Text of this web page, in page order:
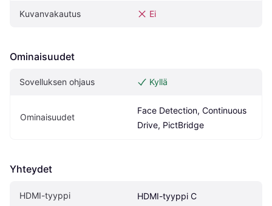
Kuvanvakautus Ei
Ominaisuudet
Sovelluksen ohjaus Kyllä
Ominaisuudet
Face Detection, Continuous
Drive, PictBridge
Yhteydet
HDMI-tyyppi HDMI-tyyppi C